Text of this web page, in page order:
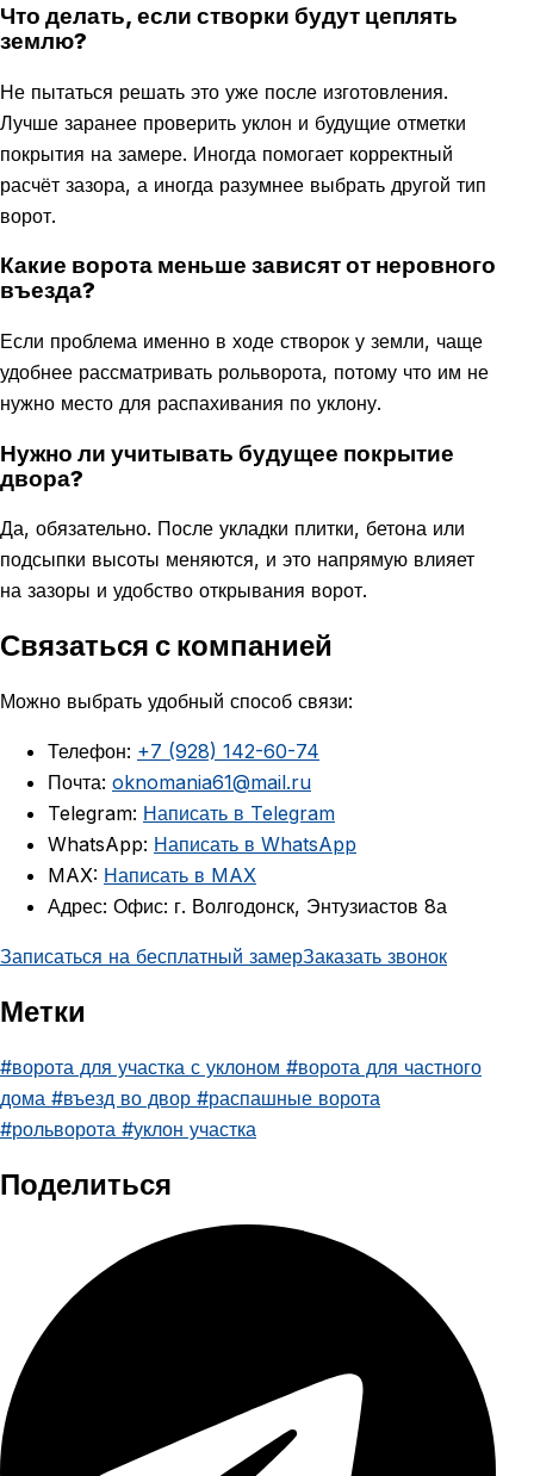
Что делать, если створки будут цеплять
землю?
Не пытаться решать это уже после изготовления.
Лучше заранее проверить уклон и будущие отметки
покрытия на замере. Иногда помогает корректный
расчёт зазора, а иногда разумнее выбрать другой тип
ворот.
Какие ворота меньше зависят от неровного
въезда?
Если проблема именно в ходе створок у земли, чаще
удобнее рассматривать рольворота, потому что им не
нужно место для распахивания по уклону.
Нужно ли учитывать будущее покрытие
двора?
Да, обязательно. После укладки плитки, бетона или
подсыпки высоты меняются, и это напрямую влияет
на зазоры и удобство открывания ворот.
Связаться с компанией
Можно выбрать удобный способ связи:
Телефон: +7 (928) 142-60-74
Почта: oknomania61@mail.ru
Telegram: Написать в Telegram
WhatsApp: Написать в WhatsApp
MAX: Написать в MAX
Адрес: Офис: г. Волгодонск, Энтузиастов 8а
Записаться на бесплатный замерЗаказать звонок
Метки
#ворота для участка с уклоном #ворота для частного
дома #въезд во двор #распашные ворота
#рольворота #уклон участка
Поделиться